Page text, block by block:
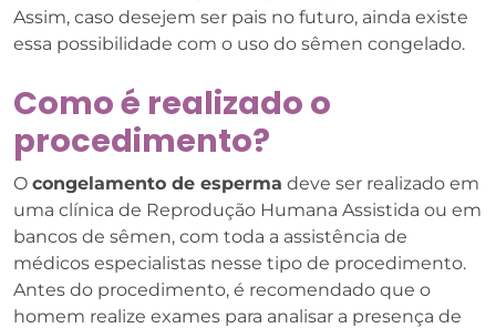
Assim, caso desejem ser pais no futuro, ainda existe
essa possibilidade com o uso do sêmen congelado.
Como é realizado o
procedimento?
O congelamento de esperma deve ser realizado em
uma clínica de Reprodução Humana Assistida ou em
bancos de sêmen, com toda a assistência de
médicos especialistas nesse tipo de procedimento.
Antes do procedimento, é recomendado que o
homem realize exames para analisar a presença de